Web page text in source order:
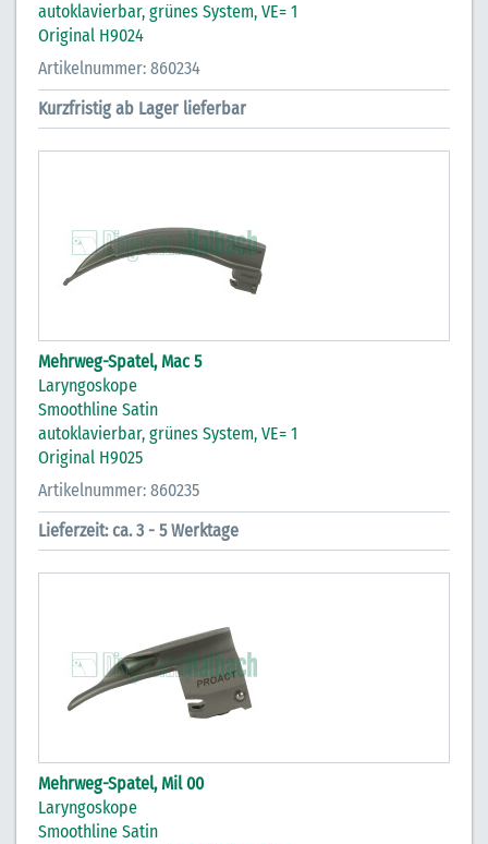
autoklavierbar, grünes System, VE= 1
Original H9024
Artikelnummer: 860234
Kurzfristig ab Lager lieferbar
Mehrweg-Spatel, Mac 5
Laryngoskope
Smoothline Satin
autoklavierbar, grünes System, VE= 1
Original H9025
Artikelnummer: 860235
Lieferzeit: ca. 3 - 5 Werktage
Mehrweg-Spatel, Mil 00
Laryngoskope
Smoothline Satin